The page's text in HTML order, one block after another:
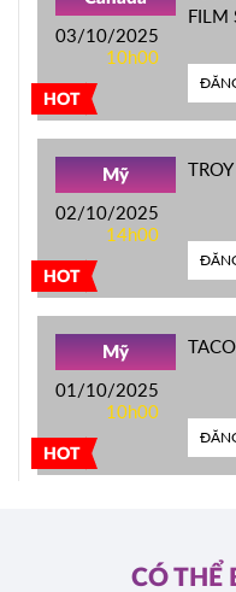
HOT
03/10/2025
10h00
FILM
HOT
Mỹ
02/10/2025
14h00
HOT
Mỹ
01/10/2025
10h00
CÓ THỂ